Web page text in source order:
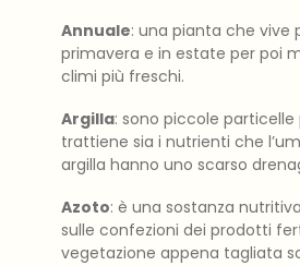
Annuale: una pianta che vive
primavera e in estate per poi
climi più freschi.
Argilla: sono piccole particelle
trattiene sia i nutrienti che
argilla hanno uno scarso
Azoto: è una sostanza
sulle confezioni dei prodotti
vegetazione appena tagliata